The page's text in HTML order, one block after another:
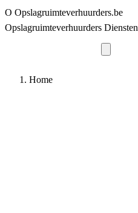
O Opslagruimteverhuurders.be
Opslagruimteverhuurders Diensten
Home